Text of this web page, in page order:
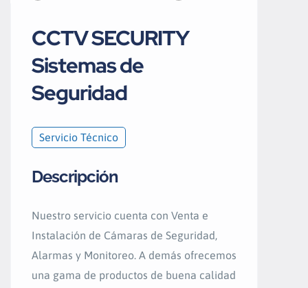
CCTV SECURITY
Sistemas de
Seguridad
Servicio Técnico
Descripción
Nuestro servicio cuenta con Venta e
Instalación de Cámaras de Seguridad,
Alarmas y Monitoreo. A demás ofrecemos
una gama de productos de buena calidad